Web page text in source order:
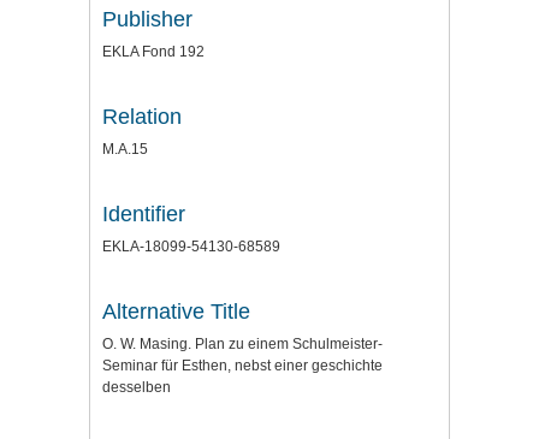
Publisher
EKLA Fond 192
Relation
M.A.15
Identifier
EKLA-18099-54130-68589
Alternative Title
O. W. Masing. Plan zu einem Schulmeister-
Seminar für Esthen, nebst einer geschichte
desselben